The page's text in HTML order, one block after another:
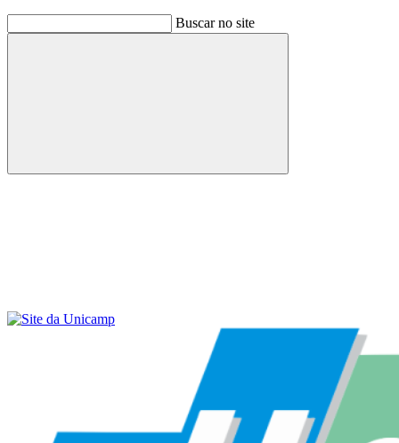
Buscar no site
Buscar